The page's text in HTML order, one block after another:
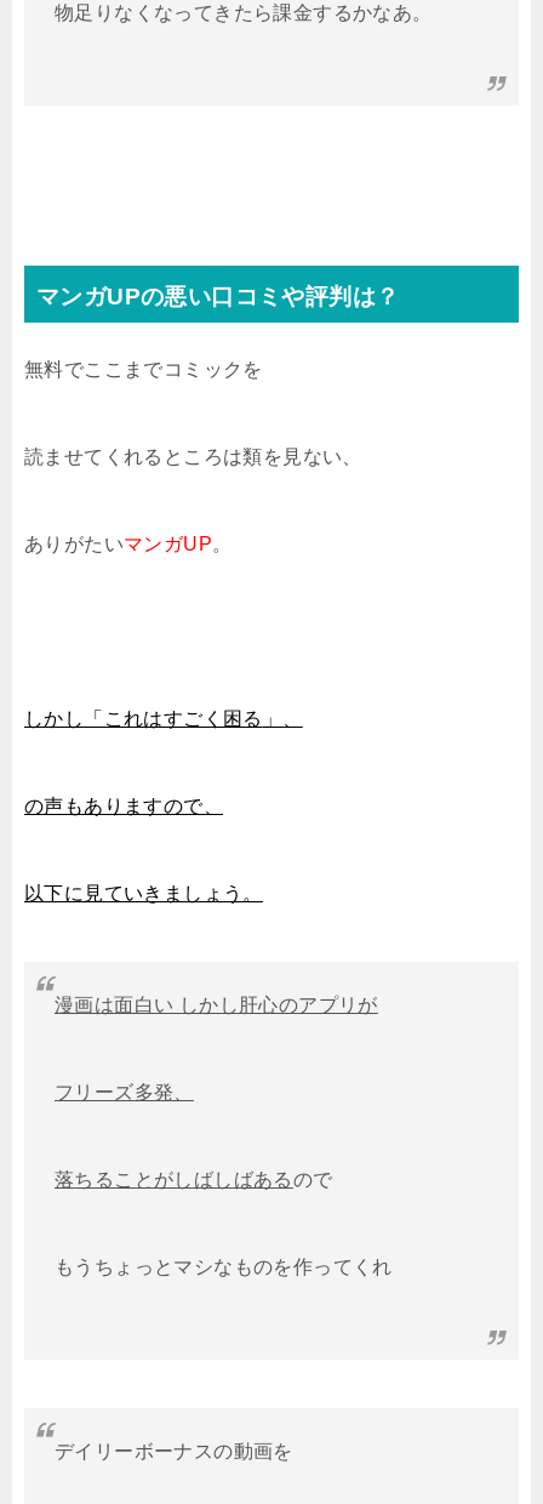
物足りなくなってきたら課金するかなあ。
マンガUPの悪い口コミや評判は？
無料でここまでコミックを
読ませてくれるところは類を見ない、
ありがたいマンガUP。
しかし「これはすごく困る 」、
の声もありますので、
以下に見ていきましょう。
漫画は面白い しかし肝心のアプリが
フリーズ多発、
落ちることがしばしばあるので
もうちょっとマシなものを作ってくれ
デイリーボーナスの動画を